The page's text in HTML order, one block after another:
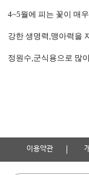
4~5월에 피는 꽃이 매
강한 생명력,맹아력을
정원수,군식용으로 많
이용약관